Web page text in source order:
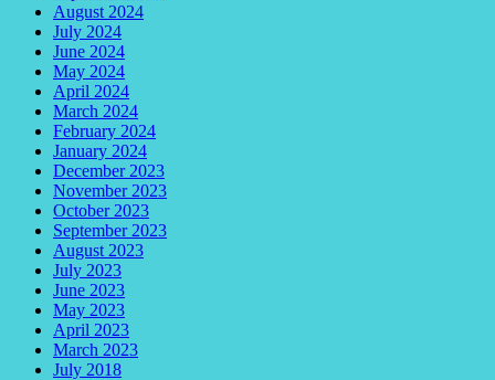
August 2024
July 2024
June 2024
May 2024
April 2024
March 2024
February 2024
January 2024
December 2023
November 2023
October 2023
September 2023
August 2023
July 2023
June 2023
May 2023
April 2023
March 2023
July 2018